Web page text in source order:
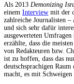
Als 2013 Demonizing
einem Interview mit der
zahlreiche Journalisten
und sich sehr dafür
ausgewerteten
erzählte, dass die
von Redakteuren bzw.
ist zu hoffen, dass das
deutschsprachigen
macht, es mit Schweigen